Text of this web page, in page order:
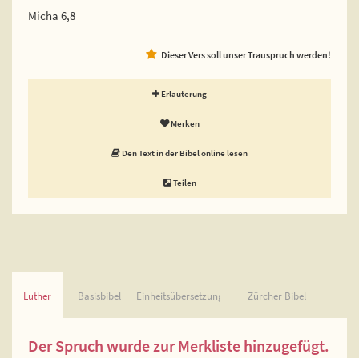
Micha 6,8
Dieser Vers soll unser Trauspruch werden!
Erläuterung
Merken
Den Text in der Bibel online lesen
Teilen
Luther Basisbibel Einheitsübersetzung Zürcher Bibel
Der Spruch wurde zur Merkliste hinzugefügt.